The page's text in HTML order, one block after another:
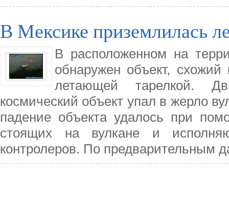
В Мексике приземлилась
В расположенном на
обнаружен объект, схожий
летающей тарелкой.
космический объект упал в жерло
падение объекта удалось при
стоящих на вулкане и
контролеров. По предварительным